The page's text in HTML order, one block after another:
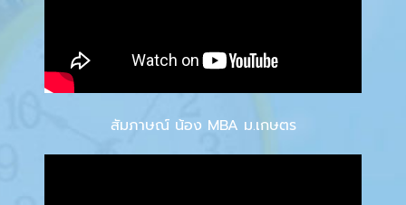
สัมภาษณ์ น้อง MBA ม.เกษตร